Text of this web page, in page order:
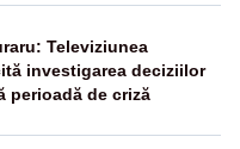
Televiziunea
investigarea deciziilor
perioadă de criză